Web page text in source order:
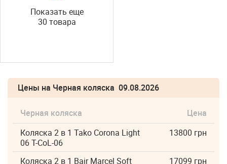
Показать еще
30 товара
Цены на Черная коляска 09.08.2026
Черная коляска
Цена
Коляска 2 в 1 Tako Corona Light
06 T-CoL-06
13800 грн
Коляска 2 в 1 Bair Marcel Soft
17099 грн